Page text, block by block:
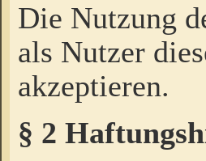
Die Nutzung
als Nutzer
akzeptieren.
§ 2